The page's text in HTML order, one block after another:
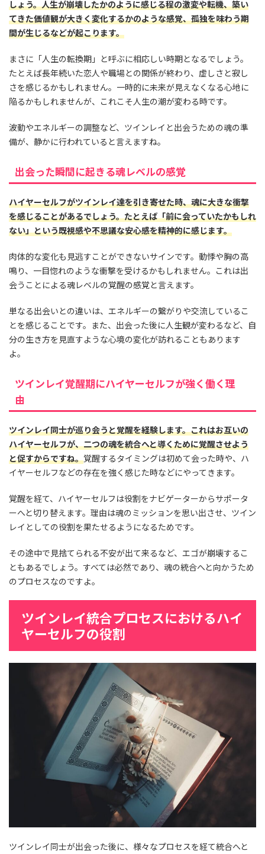
しょう。人生が崩壊したかのように感じる程の激変や転機、築い
てきた価値観が大きく変化するかのような感覚、孤独を味わう期
間が生じるなどが起こります。
まさに「人生の転換期」と呼ぶに相応しい時期となるでしょう。
たとえば長年続いた恋人や職場との関係が終わり、虚しさと寂し
さを感じるかもしれません。一時的に未来が見えなくなる心地に
陥るかもしれませんが、これこそ人生の潮が変わる時です。
波動やエネルギーの調整など、ツインレイと出会うための魂の準
備が、静かに行われていると言えますね。
出会った瞬間に起きる魂レベルの感覚
ハイヤーセルフがツインレイ達を引き寄せた時、魂に大きな衝撃
を感じることがあるでしょう。たとえば「前に会っていたかもしれ
ない」という既視感や不思議な安心感を精神的に感じます。
肉体的な変化も見逃すことができないサインです。動悸や胸の高
鳴り、一目惚れのような衝撃を受けるかもしれません。これは出
会うことによる魂レベルの覚醒の感覚と言えます。
単なる出会いとの違いは、エネルギーの繋がりや交流しているこ
とを感じることです。また、出会った後に人生観が変わるなど、自
分の生き方を見直すような心境の変化が訪れることもあります
よ。
ツインレイ覚醒期にハイヤーセルフが強く働く理
由
ツインレイ同士が巡り会うと覚醒を経験します。これはお互いの
ハイヤーセルフが、二つの魂を統合へと導くために覚醒させよう
と促すからですね。覚醒するタイミングは初めて会った時や、ハ
イヤーセルフなどの存在を強く感じた時などにやってきます。
覚醒を経て、ハイヤーセルフは役割をナビゲーターからサポータ
ーへと切り替えます。理由は魂のミッションを思い出させ、ツイン
レイとしての役割を果たせるようになるためです。
その途中で見捨てられる不安が出て来るなど、エゴが崩壊するこ
ともあるでしょう。すべては必然であり、魂の統合へと向かうため
のプロセスなのですよ。
ツインレイ統合プロセスにおけるハイ
ヤーセルフの役割
ツインレイ同士が出会った後に、様々なプロセスを経て統合へと